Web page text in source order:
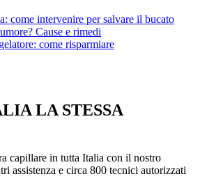
come intervenire per salvare il bucato
Cause e rimedi
come risparmiare
LA STESSA
capillare in tutta Italia con il nostro
assistenza e circa 800 tecnici autorizzati